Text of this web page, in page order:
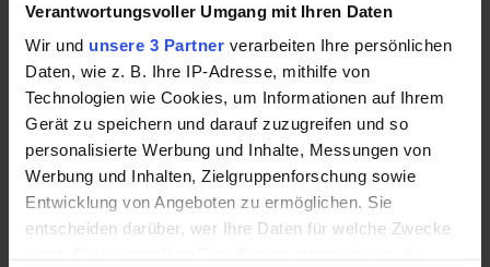
Verantwortungsvoller Umgang mit Ihren Daten
Wir und unsere 3 Partner verarbeiten Ihre persönlichen
Daten, wie z. B. Ihre IP-Adresse, mithilfe von
Technologien wie Cookies, um Informationen auf Ihrem
Gerät zu speichern und darauf zuzugreifen und so
personalisierte Werbung und Inhalte, Messungen von
Werbung und Inhalten, Zielgruppenforschung sowie
Entwicklung von Angeboten zu ermöglichen. Sie
entscheiden darüber, wer Ihre Daten für welche Zwecke
März folgte die Ausweitung der Partnerschaft mit
Hard Rock Bet um offizielle PGA-Tour- und UFC-Daten.
Das alles ist reines Upselling in bestehenden
Beziehungen.
Ende 2025 übernahm Sportradar das Sportrechte-
Portfolio von IMG Arena. Alle Tier-1-Kunden (das sind
die größten globalen Wettanbieter wie Flutter, Entain
oder FanDuel) nehmen inzwischen IMG-Inhalte ab,